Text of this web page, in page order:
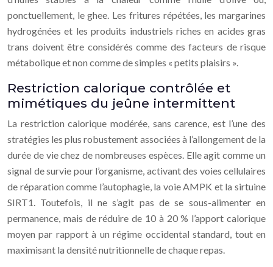
ponctuellement, le ghee. Les fritures répétées, les margarines
hydrogénées et les produits industriels riches en acides gras
trans doivent être considérés comme des facteurs de risque
métabolique et non comme de simples « petits plaisirs ».
Restriction calorique contrôlée et
mimétiques du jeûne intermittent
La restriction calorique modérée, sans carence, est l’une des
stratégies les plus robustement associées à l’allongement de la
durée de vie chez de nombreuses espèces. Elle agit comme un
signal de survie pour l’organisme, activant des voies cellulaires
de réparation comme l’autophagie, la voie AMPK et la sirtuine
SIRT1. Toutefois, il ne s’agit pas de se sous-alimenter en
permanence, mais de réduire de 10 à 20 % l’apport calorique
moyen par rapport à un régime occidental standard, tout en
maximisant la densité nutritionnelle de chaque repas.